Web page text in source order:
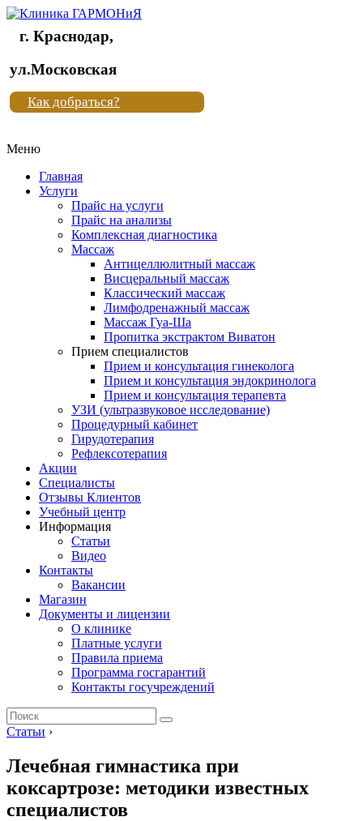
Клиника
"Новая
жизнь"
Клиника
жизнь"
г. Краснодар,
ул.Московская
Как добраться?
Меню
Главная
Услуги
Прайс на услуги
Прайс на анализы
Комплексная диагностика
Массаж
Антицеллюлитный массаж
Висцеральный массаж
Классический массаж
Лимфодренажный массаж
Массаж Гуа-Ша
Пропитка экстрактом Виватон
Прием специалистов
Прием и консультация гинеколога
Прием и консультация эндокринолога
Прием и консультация терапевта
УЗИ (ультразвуковое исследование)
Процедурный кабинет
Гирудотерапия
Рефлексотерапия
Акции
Специалисты
Отзывы Клиентов
Учебный центр
Информация
Статьи
Видео
Контакты
Вакансии
Магазин
Документы и лицензии
О клинике
Платные услуги
Правила приема
Программа госгарантий
Контакты госучреждений
Статьи ›
Лечебная гимнастика при
коксартрозе: методики известных
специалистов